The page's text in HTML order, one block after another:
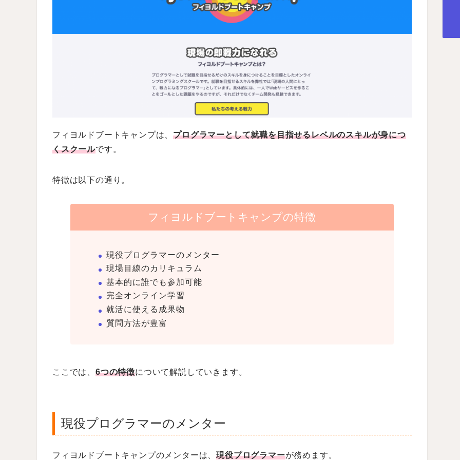
フィヨルドブートキャンプは、プログラマーとして就職を目指せるレベルのスキルが身につ
くスクールです。
特徴は以下の通り。
フィヨルドブートキャンプの特徴
現役プログラマーのメンター
現場目線のカリキュラム
基本的に誰でも参加可能
完全オンライン学習
就活に使える成果物
質問方法が豊富
ここでは、 6つの特徴について解説していきます。
現役プログラマーのメンター
フィヨルドブートキャンプのメンターは、現役プログラマーが務めます。